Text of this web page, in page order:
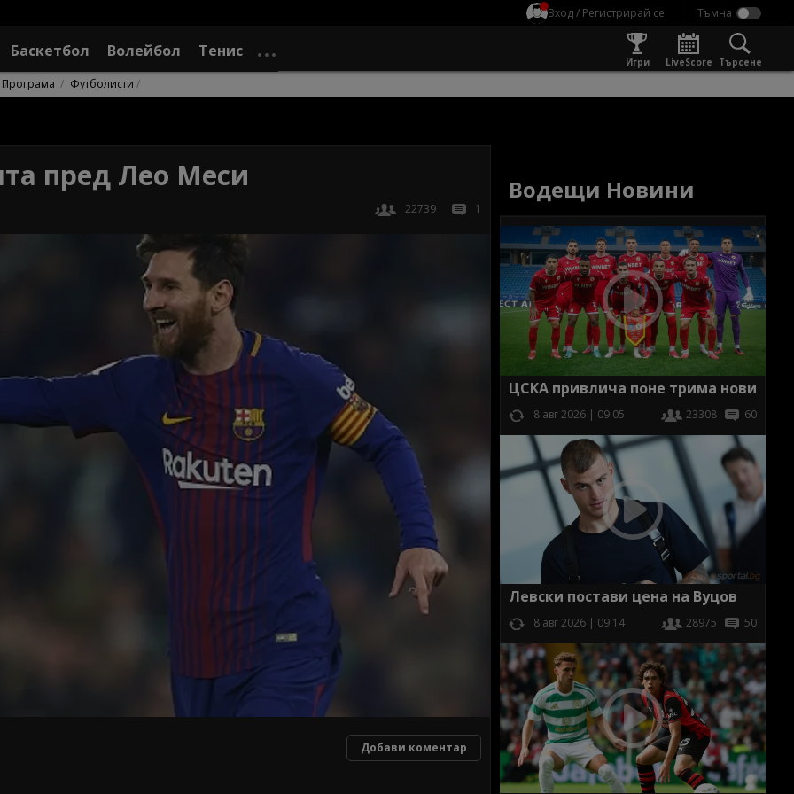
Вход / Регистрирай се
Баскетбол Волейбол Тенис
Игри LiveScore Търсене
Програма Футболисти
пред Лео Меси
22739 1
Добави коментар
Водещи Новини
ЦСКА привлича поне трима нови
8 авг 2026 | 09:05 23308 60
Левски постави цена на Вуцов
8 авг 2026 | 09:14 28975 50